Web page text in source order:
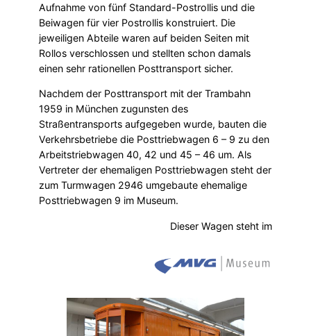
Aufnahme von fünf Standard-Postrollis und die
Beiwagen für vier Postrollis konstruiert. Die
jeweiligen Abteile waren auf beiden Seiten mit
Rollos verschlossen und stellten schon damals
einen sehr rationellen Posttransport sicher.
Nachdem der Posttransport mit der Trambahn
1959 in München zugunsten des
Straßentransports aufgegeben wurde, bauten die
Verkehrsbetriebe die Posttriebwagen 6 – 9 zu den
Arbeitstriebwagen 40, 42 und 45 – 46 um. Als
Vertreter der ehemaligen Posttriebwagen steht der
zum Turmwagen 2946 umgebaute ehemalige
Posttriebwagen 9 im Museum.
Dieser Wagen steht im